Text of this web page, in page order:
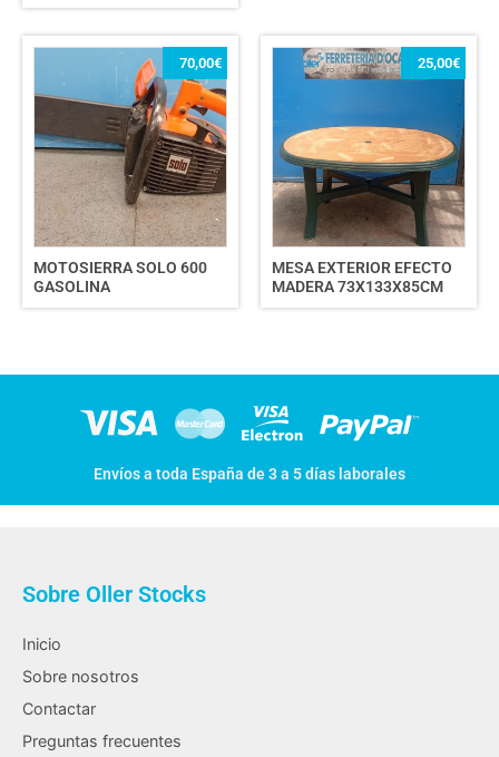
MOTOSIERRA SOLO 600
GASOLINA
70,00€
MESA EXTERIOR EFECTO
MADERA 73X133X85CM
25,00€
Envíos a toda España de 3 a 5 días laborales
Sobre Oller Stocks
Inicio
Sobre nosotros
Contactar
Preguntas frecuentes